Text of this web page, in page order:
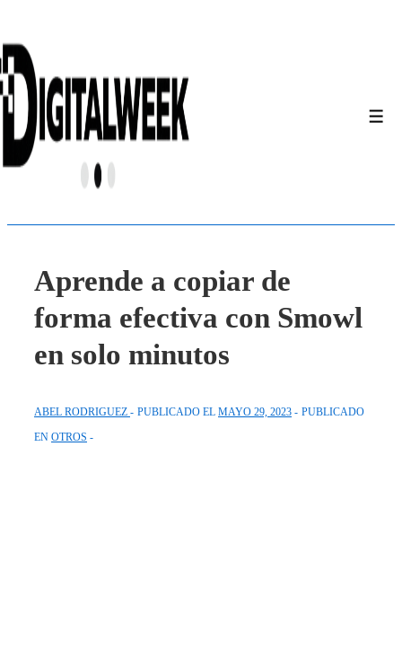
Saltar
al
contenido
principal
Aprende a copiar de
forma efectiva con Smowl
en solo minutos
ABEL RODRIGUEZ PUBLICADO EL MAYO 29, 2023
PUBLICADO
EN OTROS